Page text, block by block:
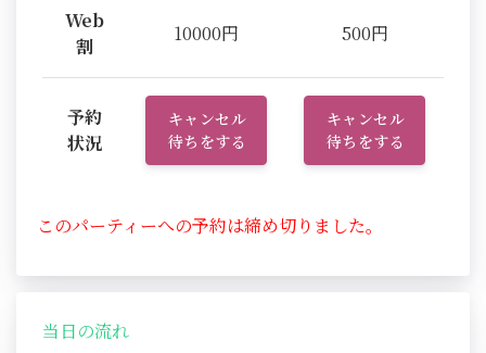
Web
割
10000円 500円
予約
状況
キャンセル
待ちをする
キャンセル
待ちをする
このパーティーへの予約は締め切りました。
当日の流れ